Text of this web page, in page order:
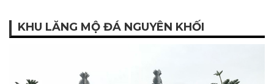
KHU LĂNG MỘ ĐÁ NGUYÊN KHỐI